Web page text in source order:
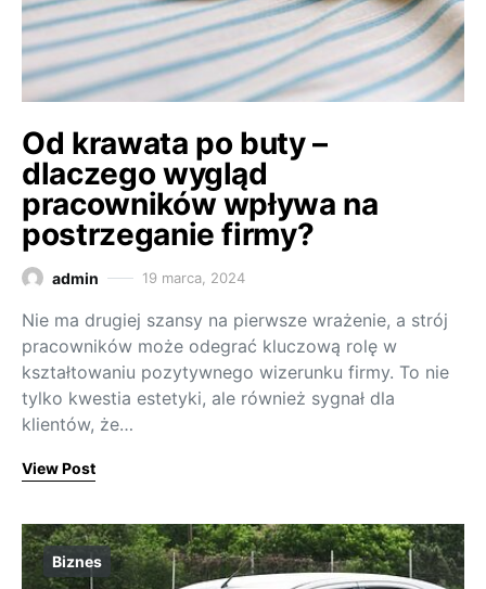
Od krawata po buty –
dlaczego wygląd
pracowników wpływa na
postrzeganie firmy?
admin 19 marca, 2024
Nie ma drugiej szansy na pierwsze wrażenie, a strój
pracowników może odegrać kluczową rolę w
kształtowaniu pozytywnego wizerunku firmy. To nie
tylko kwestia estetyki, ale również sygnał dla
klientów, że…
View Post
Biznes